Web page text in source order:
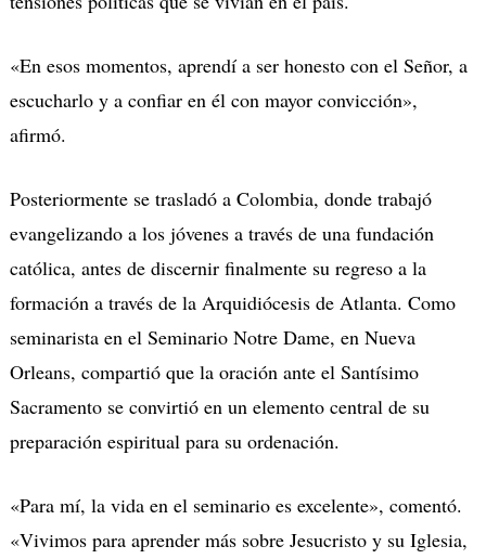
«En esos momentos, aprendí a ser honesto con el Señor, a
escucharlo y a confiar en él con mayor convicción»,
afirmó.
Posteriormente se trasladó a Colombia, donde trabajó
evangelizando a los jóvenes a través de una fundación
católica, antes de discernir finalmente su regreso a la
formación a través de la Arquidiócesis de Atlanta. Como
seminarista en el Seminario Notre Dame, en Nueva
Orleans, compartió que la oración ante el Santísimo
Sacramento se convirtió en un elemento central de su
preparación espiritual para su ordenación.
«Para mí, la vida en el seminario es excelente», comentó.
«Vivimos para aprender más sobre Jesucristo y su Iglesia,